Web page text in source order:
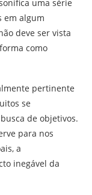
uma série
em algum
deve ser vista
como
pertinente
se
de objetivos.
para nos
a
inegável da